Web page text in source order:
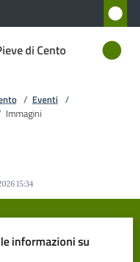
di Cento
/ Eventi /
Immagini
15:34
informazioni su